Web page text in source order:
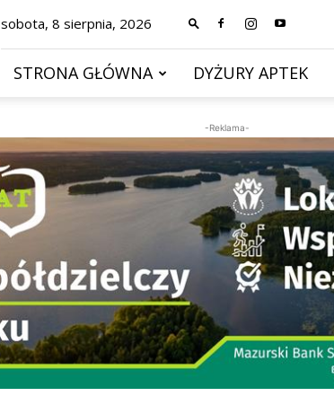
sobota, 8 sierpnia, 2026
STRONA GŁÓWNA DYŻURY APTEK
-Reklama-